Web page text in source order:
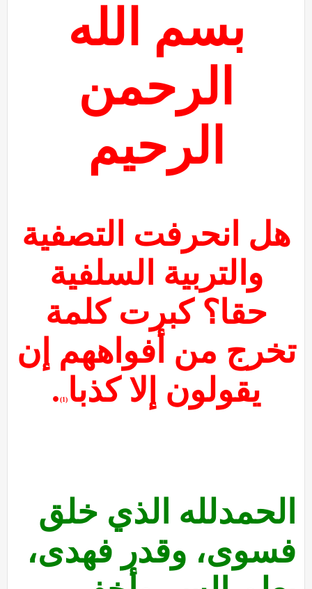
بسم الله
الرحمن
الرحيم
هل انحرفت التصفية
والتربية السلفية
حقا؟ كبرت كلمة
تخرج من أفواههم إن
يقولون إلا كذبا (1)
.
الحمدلله الذي خلق
فسوى، وقدر فهدى،